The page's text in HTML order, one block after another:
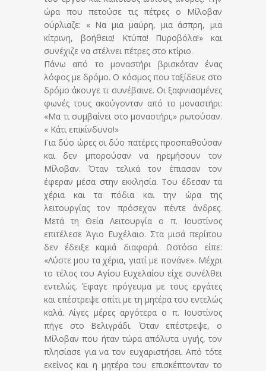
ώρα που πετούσε τις πέτρες ο Μίλοβαν
ούρλιαζε: « Να μια μαύρη, μια άσπρη, μια
κίτρινη, βοήθεια! Κτύπα! Πυροβόλα!» και
συνέχιζε να στέλνει πέτρες στο κτίριο.
Πάνω από το μοναστήρι βρισκόταν ένας
λόφος με δρόμο. Ο κόσμος που ταξίδευε στο
δρόμο άκουγε τι συνέβαινε. Οι ξαφνιασμένες
φωνές τους ακούγονταν από το μοναστήρι:
«Μα τι συμβαίνει στο μοναστήρι;» ρωτούσαν.
« Κάτι επικίνδυνο!»
Για δύο ώρες οι δύο πατέρες προσπαθούσαν
και δεν μπορούσαν να ηρεμήσουν τον
Μίλοβαν. Όταν τελικά τον έπιασαν τον
έφεραν μέσα στην εκκλησία. Του έδεσαν τα
χέρια και τα πόδια και την ώρα της
λειτουργίας τον πρόσεχαν πέντε άνδρες.
Μετά τη Θεία Λειτουργία ο π. Ιουστίνος
επιτέλεσε Άγιο Ευχέλαιο. Στα μισά περίπου
δεν έδειξε καμιά διαφορά. Ωστόσο είπε:
«Λύστε μου τα χέρια, γιατί με πονάνε». Μέχρι
το τέλος του Αγίου Ευχελαίου είχε συνέλθει
εντελώς. Έφαγε πρόγευμα με τους εργάτες
και επέστρεψε σπίτι με τη μητέρα του εντελώς
καλά. Λίγες μέρες αργότερα ο π. Ιουστίνος
πήγε στο Βελιγράδι. Όταν επέστρεψε, ο
Μίλοβαν που ήταν τώρα απόλυτα υγιής, τον
πλησίασε για να τον ευχαριστήσει. Από τότε
εκείνος και η μητέρα του επισκέπτονταν το